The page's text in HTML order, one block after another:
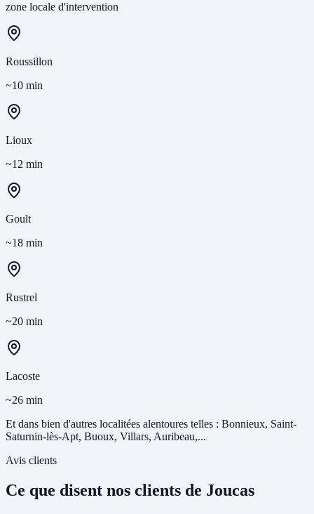
zone locale d'intervention
Roussillon
~10 min
Lioux
~12 min
Goult
~18 min
Rustrel
~20 min
Lacoste
~26 min
Et dans bien d'autres localitées alentoures telles : Bonnieux, Saint-
Saturnin-lès-Apt, Buoux, Villars, Auribeau,...
Avis clients
Ce que disent nos clients de Joucas